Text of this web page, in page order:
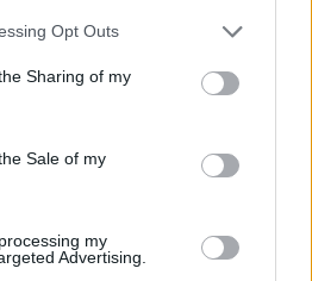
Opt Outs
Sharing of my
Sale of my
my
Advertising.
ai visitatori. Il contenuto di questo